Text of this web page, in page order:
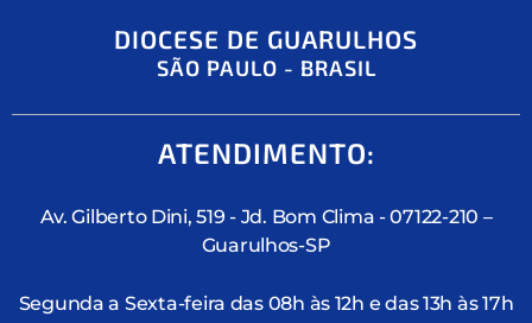
DIOCESE DE GUARULHOS
SÃO PAULO - BRASIL
ATENDIMENTO:
Av. Gilberto Dini, 519 - Jd. Bom Clima - 07122-210 –
Guarulhos-SP
Segunda a Sexta-feira das 08h às 12h e das 13h às 17h